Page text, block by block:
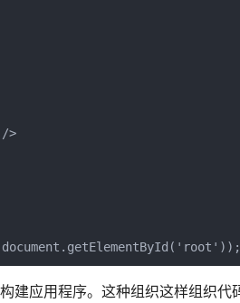
>
document.getElementById('root'));
建应用程序。这种组织这样组织代